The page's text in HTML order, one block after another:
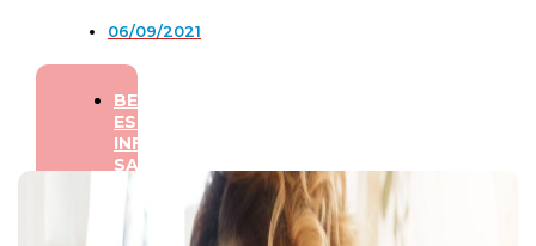
06/09/2021
BEM-
ESTAR
INFANTIL
SAÚDE